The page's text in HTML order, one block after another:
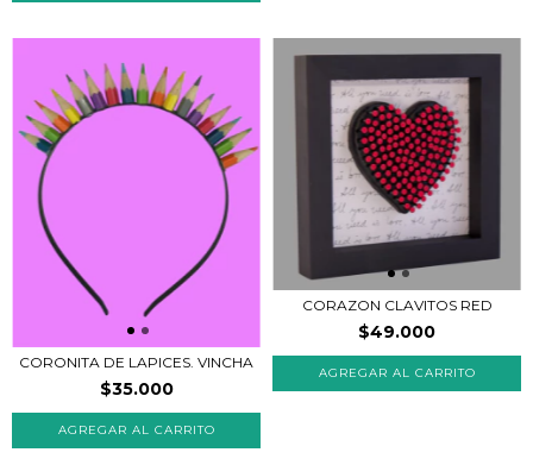
CORONITA DE LAPICES. VINCHA
$35.000
CORAZON CLAVITOS RED
$49.000
AGREGAR AL CARRITO